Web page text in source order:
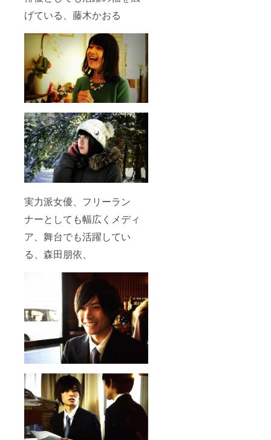
げている、藤木かおる
実力派女優、フリーラン
ナーとしても幅広くメディ
ア、舞台でも活躍してい
る、森田朋依、